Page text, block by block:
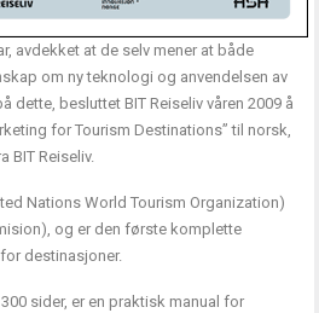
avdekket at de selv mener at både
om ny teknologi og anvendelsen av
dette, besluttet BIT Reiseliv våren 2009 å
for Tourism Destinations” til norsk,
BIT Reiseliv.
Nations World Tourism Organization)
og er den første komplette
destinasjoner.
sider, er en praktisk manual for